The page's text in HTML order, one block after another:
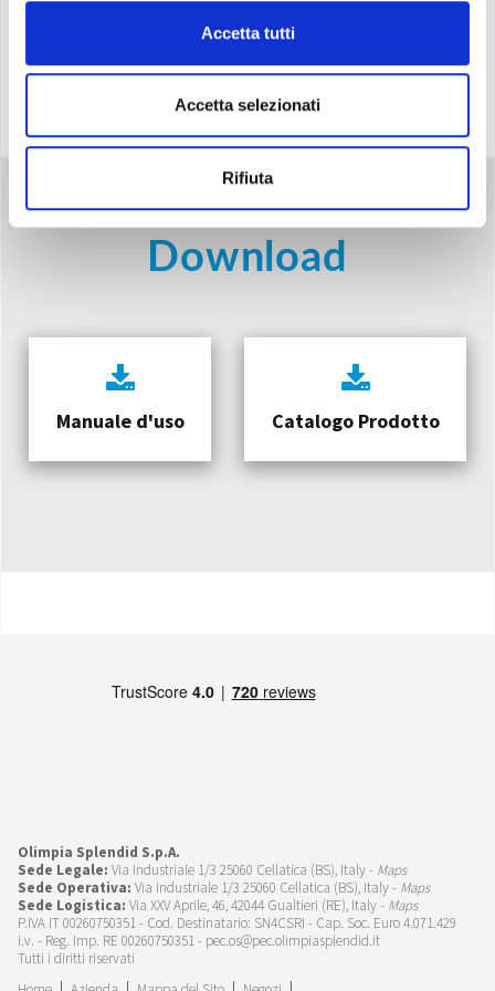
Accetta tutti
Accetta selezionati
Rifiuta
Il led immerso nell’acqua varia colore lentamente
creando
un’atmosfera intima e rilassante
Download
Manuale d'uso Catalogo Prodotto
Olimpia Splendid S.p.A.
Sede Legale: Via Industriale 1/3 25060 Cellatica (BS), Italy - Maps
Sede Operativa: Via Industriale 1/3 25060 Cellatica (BS), Italy - Maps
Sede Logistica: Via XXV Aprile, 46, 42044 Gualtieri (RE), Italy - Maps
P.IVA IT 00260750351 - Cod. Destinatario: SN4CSRI - Cap. Soc. Euro 4.071.429
i.v. - Reg. Imp. RE 00260750351 - pec.os@pec.olimpiasplendid.it
Tutti i diritti riservati